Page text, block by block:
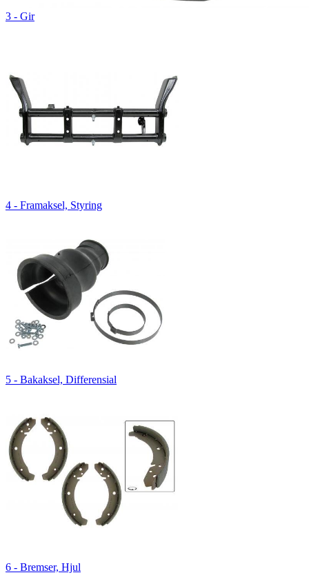
3 - Gir
4 - Framaksel, Styring
5 - Bakaksel, Differensial
6 - Bremser, Hjul